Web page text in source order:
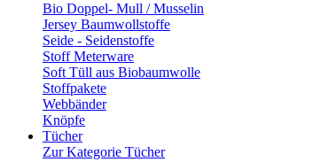
Bio Doppel- Mull / Musselin
Jersey Baumwollstoffe
Seide - Seidenstoffe
Stoff Meterware
Soft Tüll aus Biobaumwolle
Stoffpakete
Webbänder
Knöpfe
Tücher
Zur Kategorie Tücher